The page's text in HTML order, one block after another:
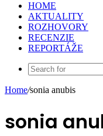
HOME
AKTUALITY
ROZHOVORY
RECENZIE
REPORTÁŽE
Home/sonia anubis
sonia